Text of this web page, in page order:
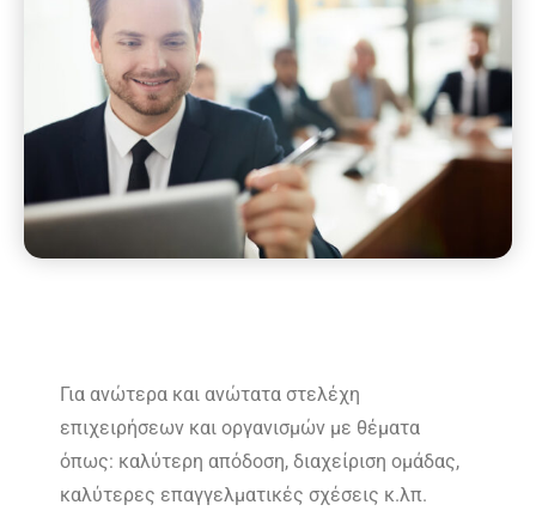
Για ανώτερα και ανώτατα στελέχη
επιχειρήσεων και οργανισμών με θέματα
όπως: καλύτερη απόδοση, διαχείριση ομάδας,
καλύτερες επαγγελματικές σχέσεις κ.λπ.